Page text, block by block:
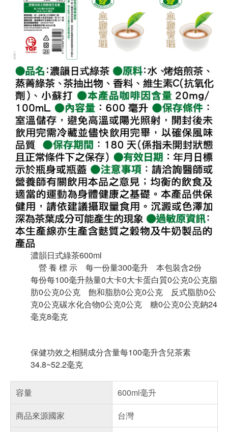
濃韻日式綠茶600ml
營 養 標 示 每一份量300毫升 本包裝含2份
每份每100毫升熱量0大卡0大卡蛋白質0公克0公克脂
肪0公克0公克 飽和脂肪0公克0公克 反式脂肪0公
克0公克碳水化合物0公克0公克 糖0公克0公克鈉24
毫克8毫克
保健功效之相關成分含量每100毫升含兒茶素
34.8~52.2毫克
容量
600ml毫升
商品來源國家
台灣